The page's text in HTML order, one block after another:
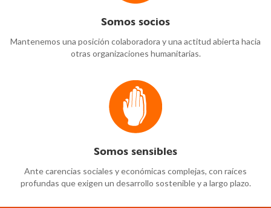
Somos socios
Mantenemos una posición colaboradora y una actitud abierta hacia
otras organizaciones humanitarias.
Somos sensibles
Ante carencias sociales y económicas complejas, con raíces
profundas que exigen un desarrollo sostenible y a largo plazo.